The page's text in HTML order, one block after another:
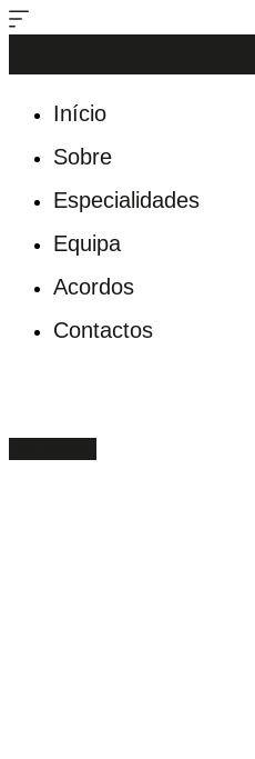
Pular
Início
Sobre
Especialidades
Equipa
Acordos
Contactos